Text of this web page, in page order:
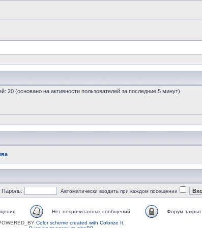
20 (основано на активности пользователей за последние 5 минут)
Пароль: Автоматически входить при каждом посещении
Нет непрочитанных сообщений
Форум закрыт
Color scheme created with Colorize It.